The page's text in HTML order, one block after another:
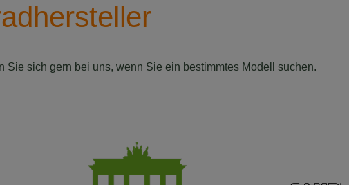
Sie sich gern bei uns, wenn Sie ein bestimmtes Modell suchen.